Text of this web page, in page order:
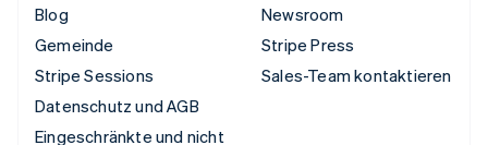
Blog
Gemeinde
Stripe Sessions
Datenschutz und AGB
Eingeschränkte und nicht
Newsroom
Stripe Press
Sales-Team kontaktieren